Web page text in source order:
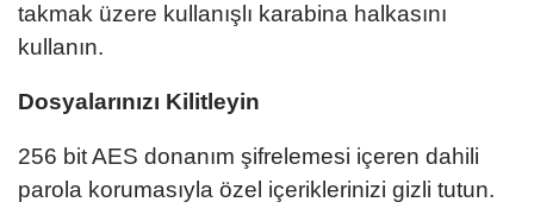
takmak üzere kullanışlı karabina halkasını
kullanın.
Dosyalarınızı Kilitleyin
256 bit AES donanım şifrelemesi içeren dahili
parola korumasıyla özel içeriklerinizi gizli tutun.